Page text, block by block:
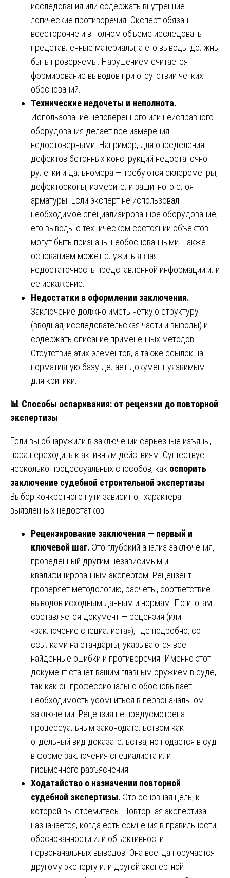
исследования или содержать внутренние
логические противоречия. Эксперт обязан
всесторонне и в полном объеме исследовать
представленные материалы, а его выводы должны
быть проверяемы. Нарушением считается
формирование выводов при отсутствии четких
обоснований.
Технические недочеты и неполнота.
Использование неповеренного или неисправного
оборудования делает все измерения
недостоверными. Например, для определения
дефектов бетонных конструкций недостаточно
рулетки и дальномера — требуются склерометры,
дефектоскопы, измерители защитного слоя
арматуры. Если эксперт не использовал
необходимое специализированное оборудование,
его выводы о техническом состоянии объектов
могут быть признаны необоснованными. Также
основанием может служить явная
недостаточность представленной информации или
ее искажение.
Недостатки в оформлении заключения.
Заключение должно иметь четкую структуру
(вводная, исследовательская части и выводы) и
содержать описание примененных методов.
Отсутствие этих элементов, а также ссылок на
нормативную базу делает документ уязвимым
для критики.
📊 Способы оспаривания: от рецензии до повторной
экспертизы
Если вы обнаружили в заключении серьезные изъяны,
пора переходить к активным действиям. Существует
несколько процессуальных способов, как оспорить
заключение судебной строительной экспертизы
Выбор конкретного пути зависит от характера
выявленных недостатков.
Рецензирование заключения — первый и
ключевой шаг. Это глубокий анализ заключения,
проведенный другим независимым и
квалифицированным экспертом. Рецензент
проверяет методологию, расчеты, соответствие
выводов исходным данным и нормам. По итогам
составляется документ — рецензия (или
«заключение специалиста»), где подробно, со
ссылками на стандарты, указываются все
найденные ошибки и противоречия. Именно этот
документ станет вашим главным оружием в суде,
так как он профессионально обосновывает
необходимость усомниться в первоначальном
заключении. Рецензия не предусмотрена
процессуальным законодательством как
отдельный вид доказательства, но подается в суд
в форме заключения специалиста или
письменного разъяснения.
Ходатайство о назначении повторной
судебной экспертизы. Это основная цель, к
которой вы стремитесь. Повторная экспертиза
назначается, когда есть сомнения в правильности,
обоснованности или объективности
первоначальных выводов. Она всегда поручается
другому эксперту или другой экспертной